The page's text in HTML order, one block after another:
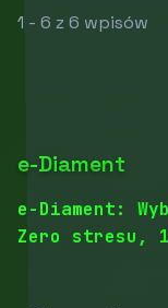
1 - 6 z 6 wpisów
e-Diament
e-Diament:
Zero stresu,